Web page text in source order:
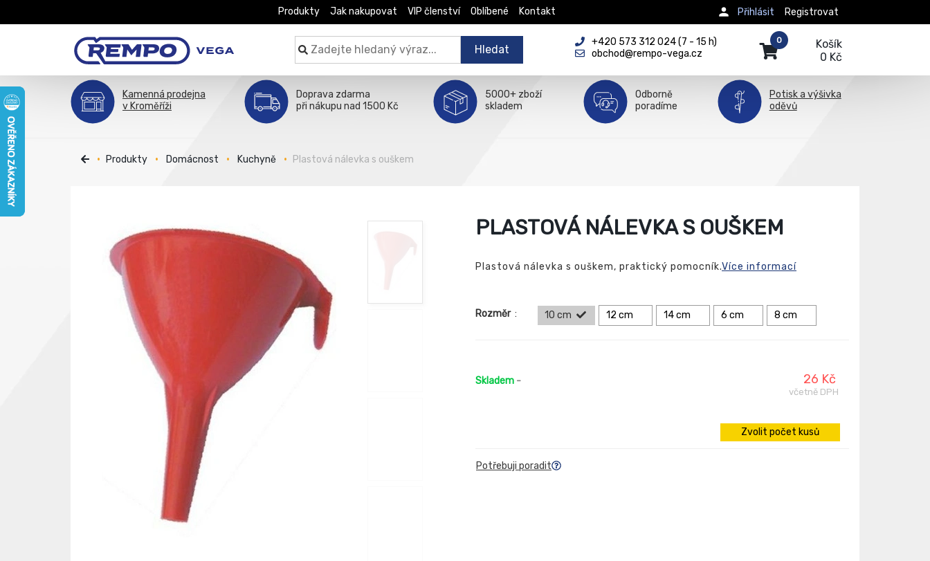
Produkty Jak nakupovat VIP členství Oblíbené Kontakt Registrovat
Přihlásit
Hledat
+420 573 312 024 (7 - 15 h)
obchod@rempo-vega.cz
Košík
0 Kč
0
Kamenná prodejna
v Kroměříži
Doprava zdarma
při nákupu nad 1500 Kč
5000+ zboží
skladem
Odborně
poradíme
Potisk a výšivka
oděvů
Produkty Domácnost Kuchyně Plastová nálevka s ouškem
PLASTOVÁ NÁLEVKA S OUŠKEM
Plastová nálevka s ouškem, praktický pomocník.Více informací
Rozměr : 10 cm 12 cm 14 cm 6 cm 8 cm
Skladem - 26 Kč
včetně DPH
Zvolit počet kusů
Potřebuji poradit